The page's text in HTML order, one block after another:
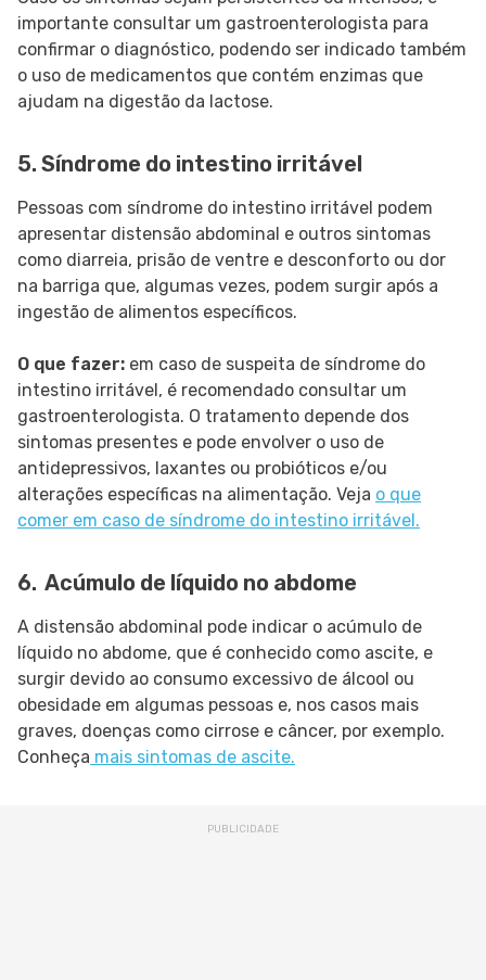
importante consultar um gastroenterologista para
confirmar o diagnóstico, podendo ser indicado também
o uso de medicamentos que contém enzimas que
ajudam na digestão da lactose.
5. Síndrome do intestino irritável
Pessoas com síndrome do intestino irritável podem
apresentar distensão abdominal e outros sintomas
como diarreia, prisão de ventre e desconforto ou dor
na barriga que, algumas vezes, podem surgir após a
ingestão de alimentos específicos.
O que fazer: em caso de suspeita de síndrome do
intestino irritável, é recomendado consultar um
gastroenterologista. O tratamento depende dos
sintomas presentes e pode envolver o uso de
antidepressivos, laxantes ou probióticos e/ou
alterações específicas na alimentação. Veja o que
comer em caso de síndrome do intestino irritável.
6. Acúmulo de líquido no abdome
A distensão abdominal pode indicar o acúmulo de
líquido no abdome, que é conhecido como ascite, e
surgir devido ao consumo excessivo de álcool ou
obesidade em algumas pessoas e, nos casos mais
graves, doenças como cirrose e câncer, por exemplo.
Conheça mais sintomas de ascite.